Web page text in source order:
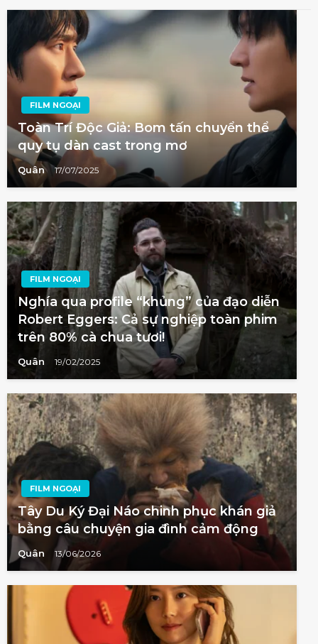
FILM NGOẠI
Toàn Trí Độc Giả: Bom tấn chuyển thể
quy tụ dàn cast trong mơ
Quân 17/07/2025
FILM NGOẠI
Nghía qua profile “khủng” của đạo diễn
Robert Eggers: Cả sự nghiệp toàn phim
trên 80% cà chua tươi!
Quân 19/02/2025
FILM NGOẠI
Tây Du Ký Đại Náo chinh phục khán giả
bằng câu chuyện gia đình cảm động
Quân 13/06/2026